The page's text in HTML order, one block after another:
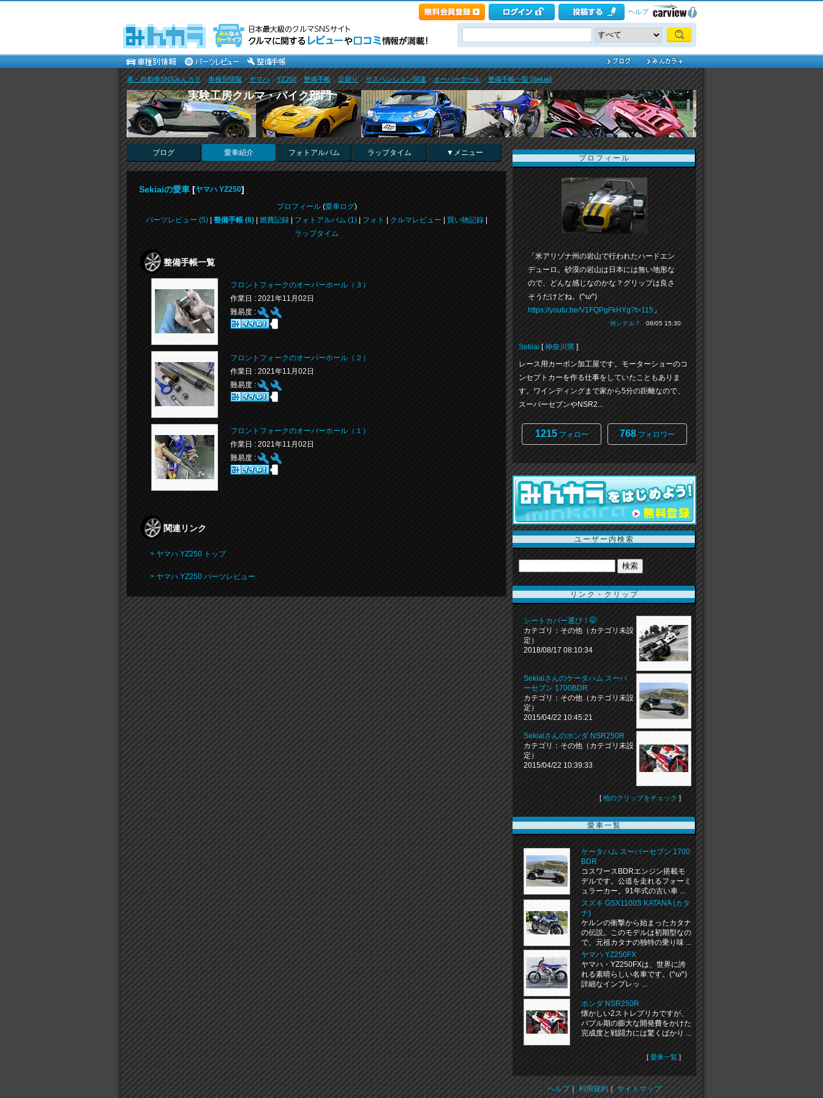
ヘルプ
車・自動車SNSみんカラ >車種別情報>ヤマハ>YZ250>整備手帳>足廻り>サスペンション関連> オーバーホール>整備手帳一覧 [Sekiai]
実験工房クルマ・バイク部門
ブログ 愛車紹介 フォトアルバム ラップタイム ▼メニュー
Sekiaiの愛車 [ヤマハ YZ250]
プロフィール(愛車ログ)
パーツレビュー (5)
整備手帳 (6) 燃費記録 フォトアルバム (1) フォト クルマレビュー 買い物記録
ラップタイム
整備手帳一覧
フロントフォークのオーバーホール（３）
作業日 : 2021年11月02日
難易度 :
フロントフォークのオーバーホール（２）
作業日 : 2021年11月02日
難易度 :
フロントフォークのオーバーホール（１）
作業日 : 2021年11月02日
難易度 :
関連リンク
> ヤマハ YZ250 トップ
> ヤマハ YZ250 パーツレビュー
プロフィール
「米アリゾナ州の岩山で行われたハードエン
デューロ。砂漠の岩山は日本には無い地形な
ので、どんな感じなのかな？グリップは良さ
そうだけどね。(^ω^)
https://youtu.be/V1FQPgFkHYg?t=115 」
何シテル？ 08/05 15:30
Sekiai [神奈川県 ]
レース用カーボン加工屋です。モーターショーのコ
ンセプトカーを作る仕事をしていたこともありま
す。ワインディングまで家から5分の距離なので、
スーパーセブンやNSR2...
1215フォロー 768フォロワー
ユーザー内検索
リンク・クリップ
シートカバー選び！🤭
カテゴリ：その他（カテゴリ未設
定）
2018/08/17 08:10:34
Sekiaiさんのケータハム スーパ
ーセブン 1700BDR
カテゴリ：その他（カテゴリ未設
定）
2015/04/22 10:45:21
Sekiaiさんのホンダ NSR250R
カテゴリ：その他（カテゴリ未設
定）
2015/04/22 10:39:33
[他のクリップをチェック ]
愛車一覧
ケータハム スーパーセブン 1700
BDR
コスワースBDRエンジン搭載モ
デルです。公道を走れるフォーミ
ュラーカー。91年式の古い車 ...
スズキ GSX1100S KATANA (カタ
ナ)
ケルンの衝撃から始まったカタナ
の伝説。このモデルは初期型なの
で、元祖カタナの独特の乗り味 ...
ヤマハ YZ250FX
ヤマハ・YZ250FXは、世界に誇
れる素晴らしい名車です。(^ω^)
詳細なインプレッ ...
ホンダ NSR250R
懐かしい2ストレプリカですが、
バブル期の膨大な開発費をかけた
完成度と戦闘力には驚くばかり ...
[ 愛車一覧 ]
ヘルプ｜利用規約｜サイトマップ